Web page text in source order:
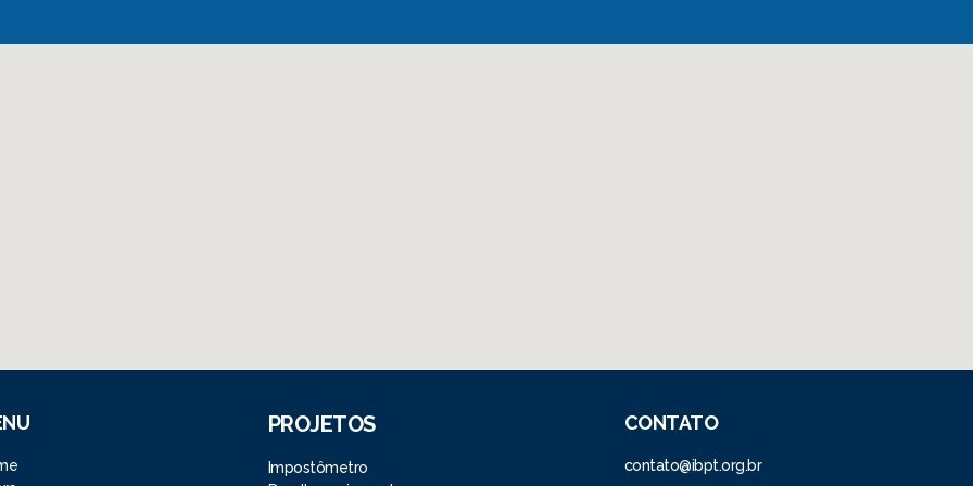
PROJETOS
Impostômetro
CONTATO
contato@ibpt.org.br